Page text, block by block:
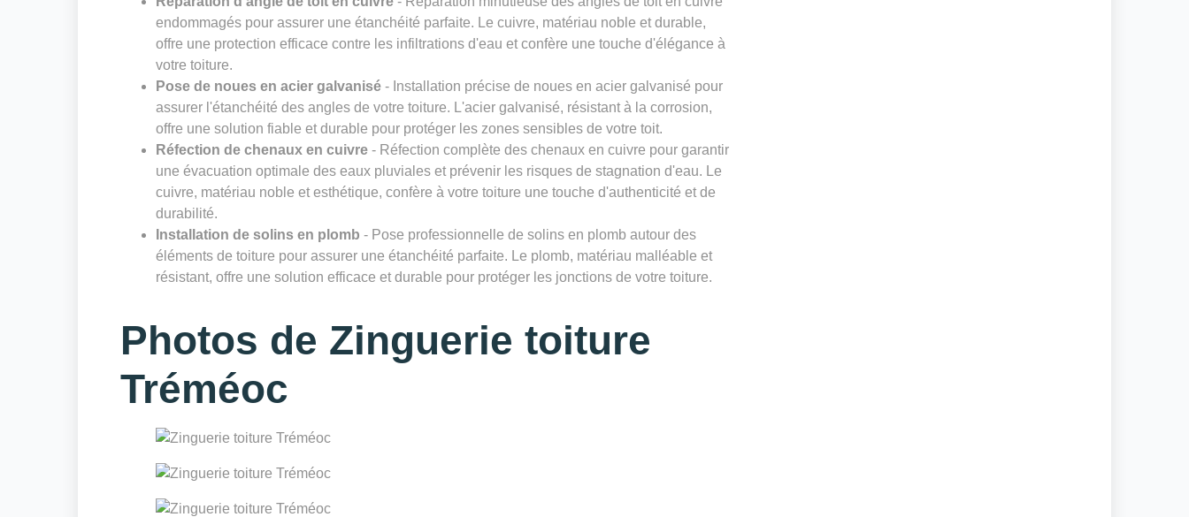
endommagés pour assurer une étanchéité parfaite. Le cuivre, matériau noble et durable,
offre une protection efficace contre les infiltrations d'eau et confère une touche d'élégance à
votre toiture.
Pose de noues en acier galvanisé - Installation précise de noues en acier galvanisé pour
assurer l'étanchéité des angles de votre toiture. L'acier galvanisé, résistant à la corrosion,
offre une solution fiable et durable pour protéger les zones sensibles de votre toit.
Réfection de chenaux en cuivre - Réfection complète des chenaux en cuivre pour garantir
une évacuation optimale des eaux pluviales et prévenir les risques de stagnation d'eau. Le
cuivre, matériau noble et esthétique, confère à votre toiture une touche d'authenticité et de
durabilité.
Installation de solins en plomb - Pose professionnelle de solins en plomb autour des
éléments de toiture pour assurer une étanchéité parfaite. Le plomb, matériau malléable et
résistant, offre une solution efficace et durable pour protéger les jonctions de votre toiture.
Photos de Zinguerie toiture
Tréméoc